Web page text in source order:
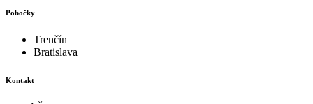
Pobočky
Trenčín
Bratislava
Kontakt